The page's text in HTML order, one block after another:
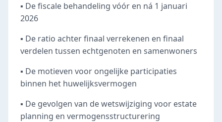
▪️ De fiscale behandeling vóór en ná 1 januari
2026
▪️ De ratio achter finaal verrekenen en finaal
verdelen tussen echtgenoten en samenwoners
▪️ De motieven voor ongelijke participaties
binnen het huwelijksvermogen
▪️ De gevolgen van de wetswijziging voor estate
planning en vermogensstructurering